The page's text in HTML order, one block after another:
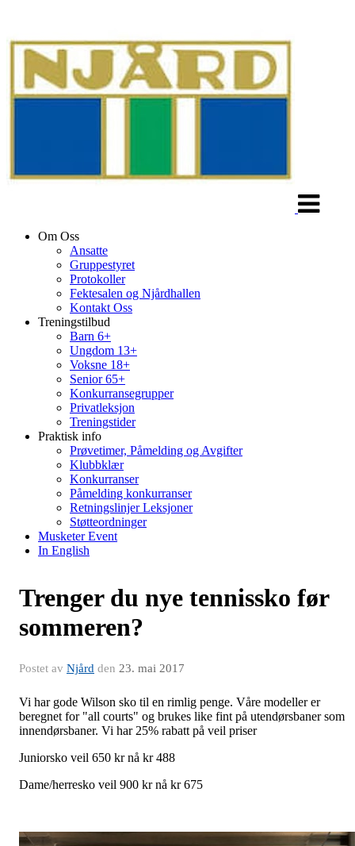
Om Oss
Ansatte
Gruppestyret
Protokoller
Fektesalen og Njårdhallen
Kontakt Oss
Treningstilbud
Barn 6+
Ungdom 13+
Voksne 18+
Senior 65+
Konkurransegrupper
Privatleksjon
Treningstider
Praktisk info
Prøvetimer, Påmelding og Avgifter
Klubbklær
Konkurranser
Påmelding konkurranser
Retningslinjer Leksjoner
Støtteordninger
Musketer Event
In English
Trenger du nye tennissko før
sommeren?
Postet av Njård den 23. mai 2017
Vi har gode Wilson sko til en rimlig penge. Våre modeller er
beregnet for "all courts" og brukes like fint på utendørsbaner som
innendørsbaner. Vi har 25% rabatt på veil priser
Juniorsko veil 650 kr nå kr 488
Dame/herresko veil 900 kr nå kr 675